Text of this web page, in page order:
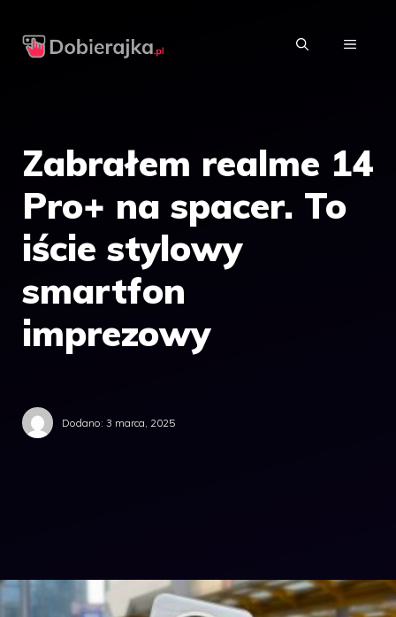
MENU
Zabrałem realme 14
Pro+ na spacer. To
iście stylowy
smartfon
imprezowy
Dodano: 3 marca, 2025